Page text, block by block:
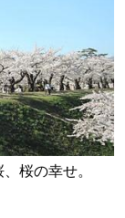
桜の幸せ。